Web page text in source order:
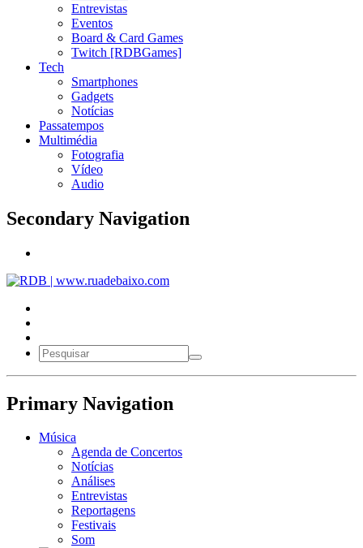
Entrevistas
Eventos
Board & Card Games
Twitch [RDBGames]
Tech
Smartphones
Gadgets
Notícias
Passatempos
Multimédia
Fotografia
Vídeo
Audio
Secondary Navigation
Primary Navigation
Música
Agenda de Concertos
Notícias
Análises
Entrevistas
Reportagens
Festivais
Som